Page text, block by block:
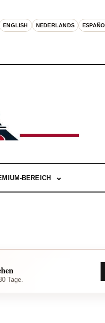
ENGLISH NEDERLANDS
BEREICH
Tage.